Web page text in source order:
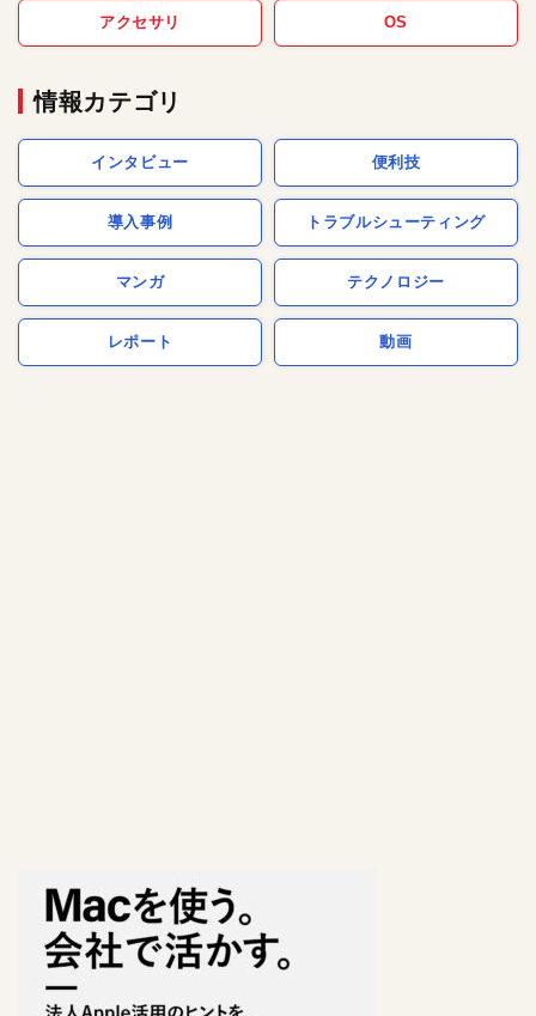
アクセサリ OS
情報カテゴリ
インタビュー 便利技
導入事例 トラブルシューティング
マンガ テクノロジー
レポート 動画